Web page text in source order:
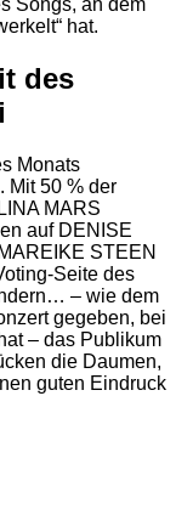
Songs, an dem
hat.
des
Monats
Mit 50 % der
MARS
auf DENISE
STEEN
Seite des
– wie dem
gegeben, bei
– das Publikum
die Daumen,
guten Eindruck